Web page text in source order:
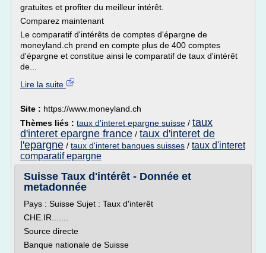
gratuites et profiter du meilleur intérêt.
Comparez maintenant
Le comparatif d'intérêts de comptes d'épargne de
moneyland.ch prend en compte plus de 400 comptes
d'épargne et constitue ainsi le comparatif de taux d'intérêt
de...
Lire la suite
Site : https://www.moneyland.ch
Thèmes liés : taux d'interet epargne suisse / taux
d'interet epargne france / taux d'interet de
l'epargne / taux d'interet banques suisses / taux d'interet
comparatif epargne
Suisse Taux d'intérêt - Donnée et
metadonnée
Pays : Suisse Sujet : Taux d'interêt
CHE.IR.......
Source directe
Banque nationale de Suisse